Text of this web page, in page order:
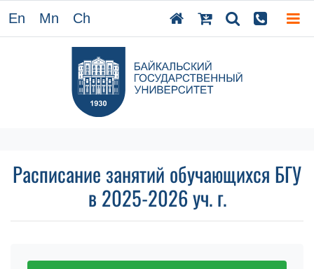
En Mn Ch
Расписание занятий обучающихся БГУ
в 2025-2026 уч. г.